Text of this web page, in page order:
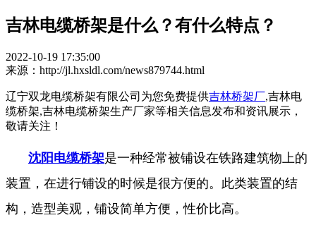
吉林电缆桥架是什么？有什么特点？
2022-10-19 17:35:00
来源：http://jl.hxsldl.com/news879744.html
辽宁双龙电缆桥架有限公司为您免费提供吉林桥架厂,吉林电
缆桥架,吉林电缆桥架生产厂家等相关信息发布和资讯展示，
敬请关注！
沈阳电缆桥架是一种经常被铺设在铁路建筑物上的
装置，在进行铺设的时候是很方便的。此类装置的结
构，造型美观，铺设简单方便，性价比高。